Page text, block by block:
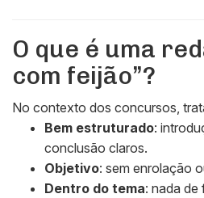
O que é uma
com feijão”?
No contexto dos concursos,
Bem estruturado:
conclusão claros.
Objetivo: sem enrolação
Dentro do tema: nada de